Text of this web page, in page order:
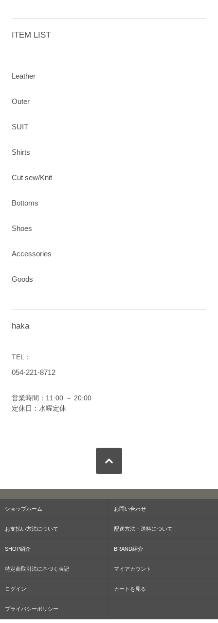
ITEM LIST
Leather
Outer
SUIT
Shirts
Cut sew/Knit
Bottoms
Shoes
Accessories
Goods
haka
TEL：
054-221-8712
営業時間：11:00 ～ 20:00
定休日：水曜定休
ショップホーム お問い合わせ
お支払い方法について 配送方法・送料について
SHOP紹介 BRAND紹介
特定商取引法に基づく表記 マイアカウント
ログイン カートを見る
プライバシーポリシー